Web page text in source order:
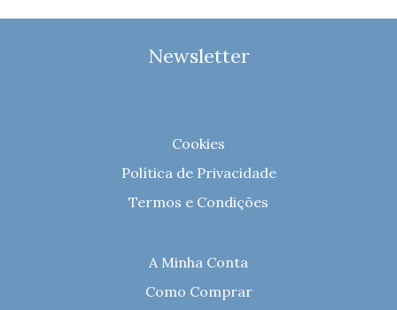
Newsletter
Cookies
Política de Privacidade
Termos e Condições
A Minha Conta
Como Comprar